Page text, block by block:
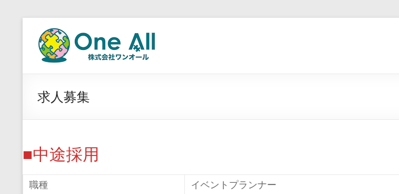
株
式
会
社
ン
オ
求人募集
■中途採用
職種
イベントプランナー